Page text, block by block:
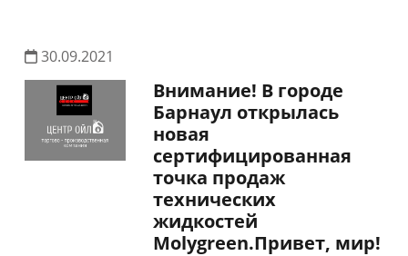
30.09.2021
Внимание! В городе
Барнаул открылась
новая
сертифицированная
точка продаж
технических
жидкостей
Molygreen.Привет, мир!